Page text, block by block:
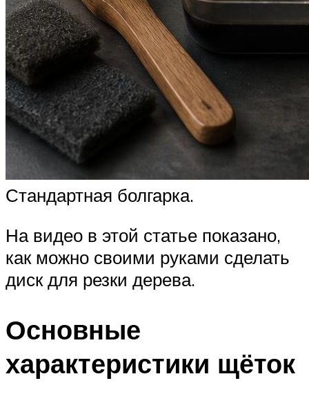
Стандартная болгарка.
На видео в этой статье показано,
как можно своими руками сделать
диск для резки дерева.
Основные
характеристики щёток